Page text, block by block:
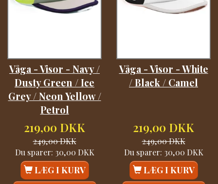
Våga - Visor - Navy /
Dusty Green / Ice
Grey / Neon Yellow /
Petrol
219,00 DKK
249,00 DKK
Du sparer: 30,00 DKK
LÆG I KURV
Våga - Visor - White
/ Black / Camel
219,00 DKK
249,00 DKK
Du sparer: 30,00 DKK
LÆG I KURV